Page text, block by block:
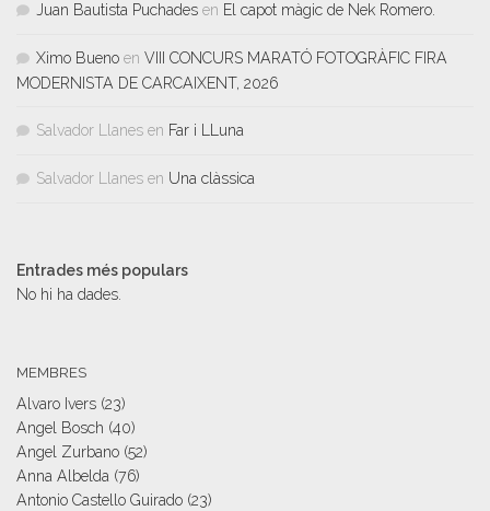
Juan Bautista Puchades en El capot màgic de Nek Romero.
Ximo Bueno en VIII CONCURS MARATÓ FOTOGRÀFIC FIRA
MODERNISTA DE CARCAIXENT, 2026
Salvador Llanes en Far i LLuna
Salvador Llanes en Una clàssica
Entrades més populars
No hi ha dades.
MEMBRES
Alvaro Ivers (23)
Angel Bosch (40)
Angel Zurbano (52)
Anna Albelda (76)
Antonio Castello Guirado (23)